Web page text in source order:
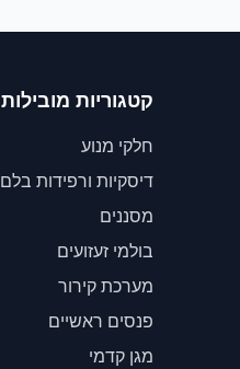
קטגוריות מובילות
חלקי מנוע
דיסקיות ורפידות בלם
מסננים
בולמי זעזועים
מערכת קירור
פנסים ראשיים
מגן קדמי